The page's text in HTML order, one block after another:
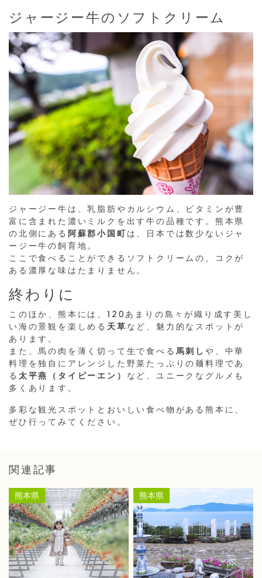
ジャージー牛のソフトクリーム
ジャージー牛は、乳脂肪やカルシウム、ビタミンが豊
富に含まれた濃いミルクを出す牛の品種です。熊本県
の北側にある 阿蘇郡小国町 は、日本では数少ないジャ
ージー牛の飼育地。
ここで食べることができるソフトクリームの、コクが
ある濃厚な味はたまりません。
終わりに
このほか、熊本には、120あまりの島々が織り成す美し
い海の景観を楽しめる 天草 など、魅力的なスポットが
あります。
また、馬の肉を薄く切って生で食べる 馬刺しや、中華
料理を独自にアレンジした野菜たっぷりの麺料理であ
る 太平燕（タイピーエン） など、ユニークなグルメも
多くあります。
多彩な観光スポットとおいしい食べ物がある熊本に、
ぜひ行ってみてください。
関連記事
熊本県 熊本県